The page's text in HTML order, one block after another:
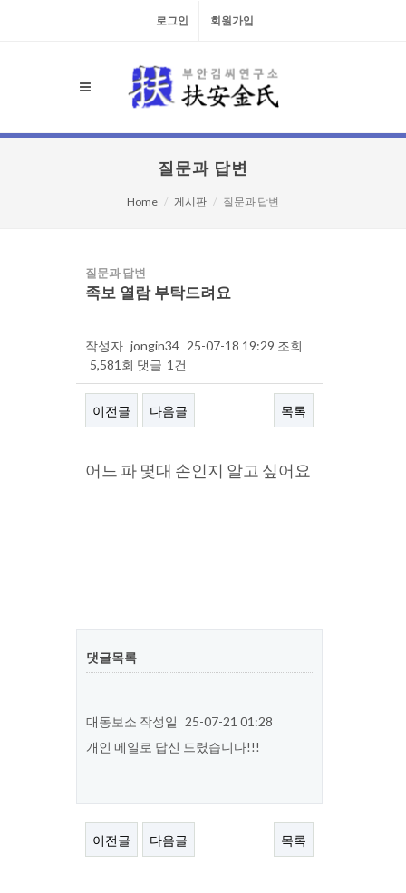
로그인 회원가입
질문과 답변
Home 게시판 질문과 답변
질문과 답변
족보 열람 부탁드려요
작성자 jongin34 25-07-18 19:29 조회
5,581회 댓글 1건
이전글 다음글 목록
본문
어느 파 몇대 손인지 알고 싶어요
댓글목록
대동보소 작성일
25-07-21 01:28
개인 메일로 답신 드렸습니다!!!
이전글 다음글 목록